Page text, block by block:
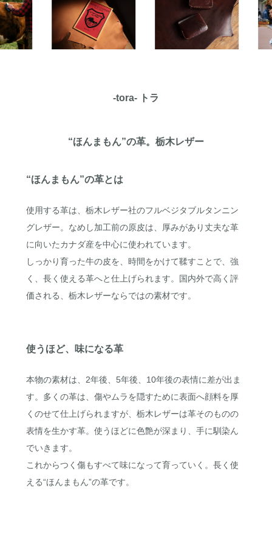
-tora- トラ
“ほんまもん”の革。栃木レザー
“ほんまもん”の革とは
使用する革は、栃木レザー社のフルベジタブルタンニン
グレザー。なめし加工前の原皮は、厚みがあり丈夫な革
に向いたカナダ産を中心に使われています。
しっかり育った牛の皮を、時間をかけて鞣すことで、強
く、長く使える革へと仕上げられます。国内外で高く評
価される、栃木レザーならではの素材です。
使うほど、味になる革
本物の素材は、2年後、5年後、10年後の表情に差が出ま
す。多くの革は、傷やムラを隠すために表面へ顔料を厚
くのせて仕上げられますが、栃木レザーは革そのものの
表情を生かす革。使うほどに色艶が深まり、手に馴染ん
でいきます。
これからつく傷もすべて味になって育っていく。長く使
える“ほんまもん”の革です。